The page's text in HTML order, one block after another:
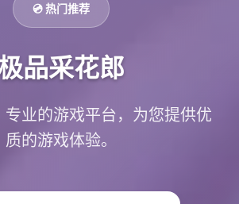
💿 热门推荐
品采花郎
专业的游戏平台，为您提供优
质的游戏体验。